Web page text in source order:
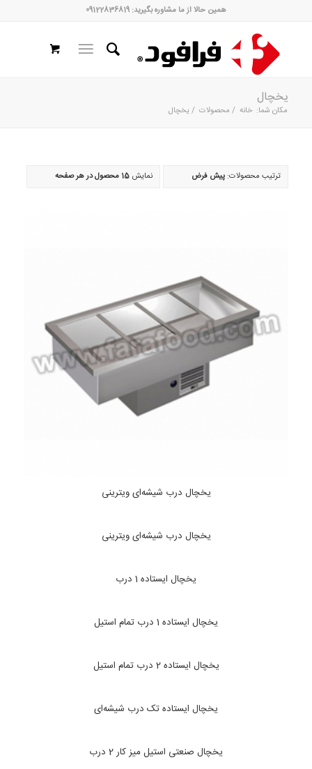
همین حالا از ما مشاوره بگیرید: 09122836819
یخچال
مکان شما: خانه / محصولات /یخچال
ترتیب محصولات: پیش فرض نمایش 15 محصول در هر صفحه
یخچال درب شیشه‌ای ویترینی
یخچال درب شیشه‌ای ویترینی
یخچال ایستاده 1 درب
یخچال ایستاده 1 درب تمام استیل
یخچال ایستاده 2 درب تمام استیل
یخچال ایستاده تک درب شیشه‌ای
یخچال صنعتی استیل میز کار 2 درب